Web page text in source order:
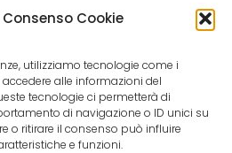
Cookie
utilizziamo tecnologie come i
alle informazioni del
tecnologie ci permetterà di
di navigazione o ID unici su
o ritirare il consenso può influire
e funzioni.
ORA!
NOSTRI SOCIAL